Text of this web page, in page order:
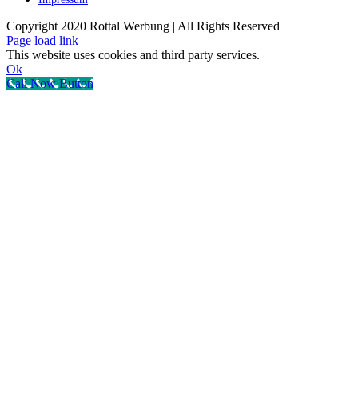
Copyright 2020 Rottal Werbung | All Rights Reserved
Page load link
This website uses cookies and third party services.
Ok
Call Now Button